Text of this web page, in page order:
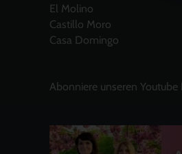
El Molino
Castillo Moro
Casa Domingo
Abonniere unseren Youtube